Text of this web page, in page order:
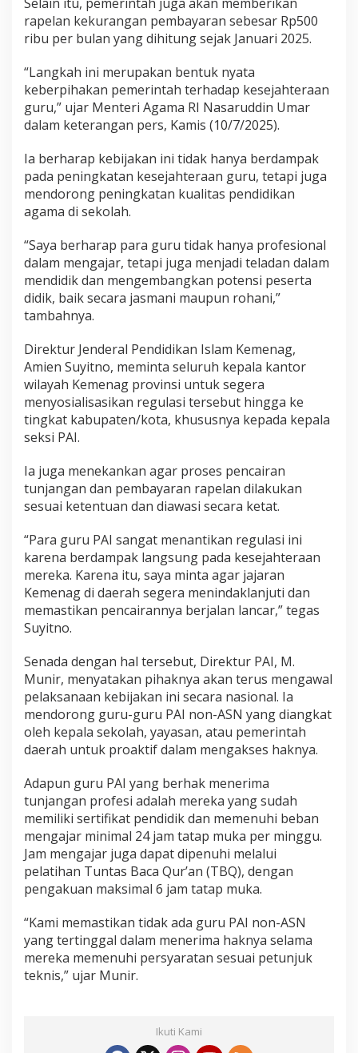
rapelan kekurangan pembayaran sebesar Rp500
ribu per bulan yang dihitung sejak Januari 2025.
“Langkah ini merupakan bentuk nyata
keberpihakan pemerintah terhadap kesejahteraan
guru,” ujar Menteri Agama RI Nasaruddin Umar
dalam keterangan pers, Kamis (10/7/2025).
Ia berharap kebijakan ini tidak hanya berdampak
pada peningkatan kesejahteraan guru, tetapi juga
mendorong peningkatan kualitas pendidikan
agama di sekolah.
“Saya berharap para guru tidak hanya profesional
dalam mengajar, tetapi juga menjadi teladan dalam
mendidik dan mengembangkan potensi peserta
didik, baik secara jasmani maupun rohani,”
tambahnya.
Direktur Jenderal Pendidikan Islam Kemenag,
Amien Suyitno, meminta seluruh kepala kantor
wilayah Kemenag provinsi untuk segera
menyosialisasikan regulasi tersebut hingga ke
tingkat kabupaten/kota, khususnya kepada kepala
seksi PAI.
Ia juga menekankan agar proses pencairan
tunjangan dan pembayaran rapelan dilakukan
sesuai ketentuan dan diawasi secara ketat.
“Para guru PAI sangat menantikan regulasi ini
karena berdampak langsung pada kesejahteraan
mereka. Karena itu, saya minta agar jajaran
Kemenag di daerah segera menindaklanjuti dan
memastikan pencairannya berjalan lancar,” tegas
Suyitno.
Senada dengan hal tersebut, Direktur PAI, M.
Munir, menyatakan pihaknya akan terus mengawal
pelaksanaan kebijakan ini secara nasional. Ia
mendorong guru-guru PAI non-ASN yang diangkat
oleh kepala sekolah, yayasan, atau pemerintah
daerah untuk proaktif dalam mengakses haknya.
Adapun guru PAI yang berhak menerima
tunjangan profesi adalah mereka yang sudah
memiliki sertifikat pendidik dan memenuhi beban
mengajar minimal 24 jam tatap muka per minggu.
Jam mengajar juga dapat dipenuhi melalui
pelatihan Tuntas Baca Qur’an (TBQ), dengan
pengakuan maksimal 6 jam tatap muka.
“Kami memastikan tidak ada guru PAI non-ASN
yang tertinggal dalam menerima haknya selama
mereka memenuhi persyaratan sesuai petunjuk
teknis,” ujar Munir.
Ikuti Kami